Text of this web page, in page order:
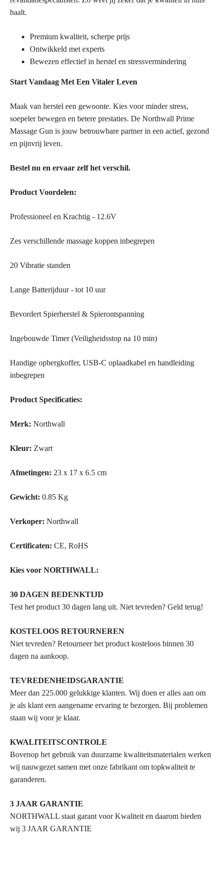
haalt.
Premium kwaliteit, scherpe prijs
Ontwikkeld met experts
Bewezen effectief in herstel en stressvermindering
Start Vandaag Met Een Vitaler Leven
Maak van herstel een gewoonte. Kies voor minder stress,
soepeler bewegen en betere prestaties. De Northwall Prime
Massage Gun is jouw betrouwbare partner in een actief, gezond
en pijnvrij leven.
Bestel nu en ervaar zelf het verschil.
Product Voordelen:
Professioneel en Krachtig - 12.6V
Zes verschillende massage koppen inbegrepen
20 Vibratie standen
Lange Batterijduur - tot 10 uur
Bevordert Spierherstel & Spierontspanning
Ingebouwde Timer (Veiligheidsstop na 10 min)
Handige opbergkoffer, USB-C oplaadkabel en handleiding
inbegrepen
Product Specificaties:
Merk: Northwall
Kleur: Zwart
Afmetingen: 23 x 17 x 6.5 cm
Gewicht: 0.85 Kg
Verkoper: Northwall
Certificaten: CE, RoHS
Kies voor NORTHWALL:
30 DAGEN BEDENKTIJD
Test het product 30 dagen lang uit. Niet tevreden? Geld terug!
KOSTELOOS RETOURNEREN
Niet tevreden? Retourneer het product kosteloos binnen 30
dagen na aankoop.
TEVREDENHEIDSGARANTIE
Meer dan 225.000 gelukkige klanten. Wij doen er alles aan om
je als klant een aangename ervaring te bezorgen. Bij problemen
staan wij voor je klaar.
KWALITEITSCONTROLE
Bovenop het gebruik van duurzame kwaliteitsmaterialen werken
wij nauwgezet samen met onze fabrikant om topkwaliteit te
garanderen.
3 JAAR GARANTIE
NORTHWALL staat garant voor Kwaliteit en daarom bieden
wij 3 JAAR GARANTIE